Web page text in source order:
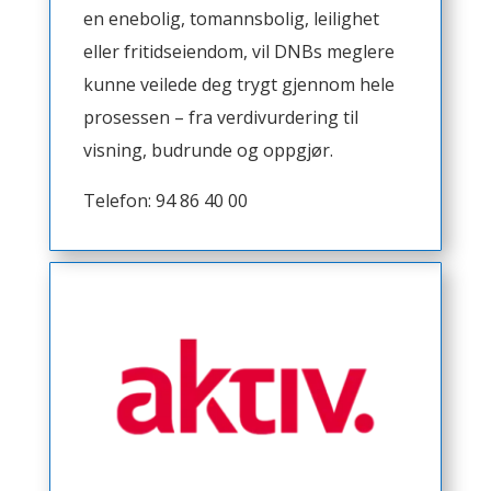
en enebolig, tomannsbolig, leilighet
eller fritidseiendom, vil DNBs meglere
kunne veilede deg trygt gjennom hele
prosessen – fra verdivurdering til
visning, budrunde og oppgjør.
Telefon: 94 86 40 00